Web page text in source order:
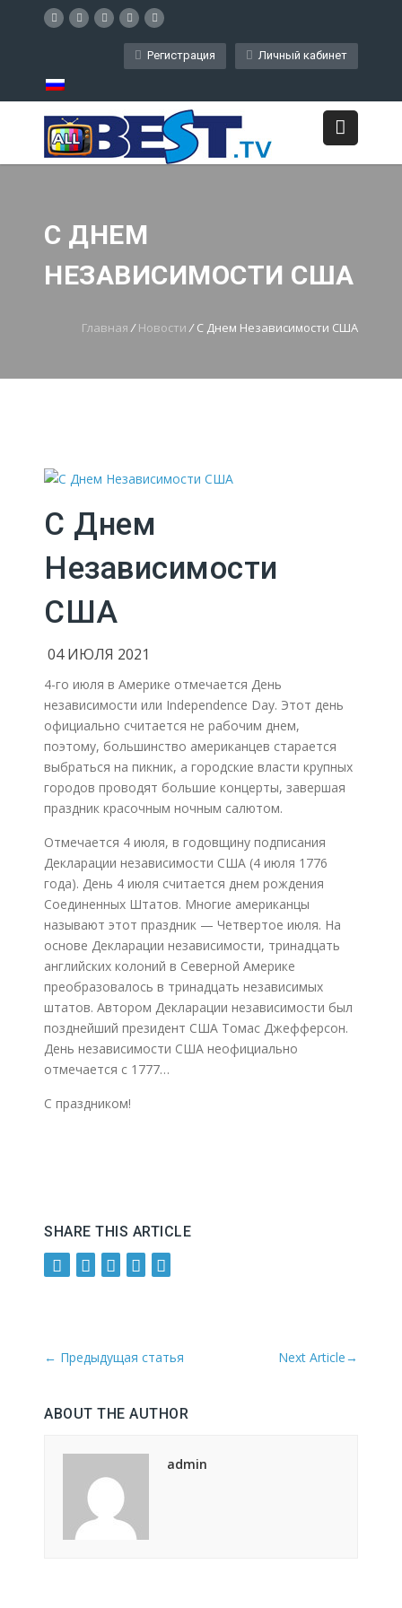
Личный кабинет
Регистрация
С ДНЕМ
НЕЗАВИСИМОСТИ США
Главная / Новости / С Днем Независимости США
С Днем
Независимости
США
04 ИЮЛЯ 2021
4-го июля в Америке отмечается День
независимости или Independence Day. Этот день
официально считается не рабочим днем,
поэтому, большинство американцев старается
выбраться на пикник, а городские власти крупных
городов проводят большие концерты, завершая
праздник красочным ночным салютом.
Отмечается 4 июля, в годовщину подписания
Декларации независимости США (4 июля 1776
года). День 4 июля считается днем рождения
Соединенных Штатов. Многие американцы
называют этот праздник — Четвертое июля. На
основе Декларации независимости, тринадцать
английских колоний в Северной Америке
преобразовалось в тринадцать независимых
штатов. Автором Декларации независимости был
позднейший президент США Томас Джефферсон.
День независимости США неофициально
отмечается c 1777…
С праздником!
SHARE THIS ARTICLE
← Предыдущая статья Next Article→
ABOUT THE AUTHOR
admin